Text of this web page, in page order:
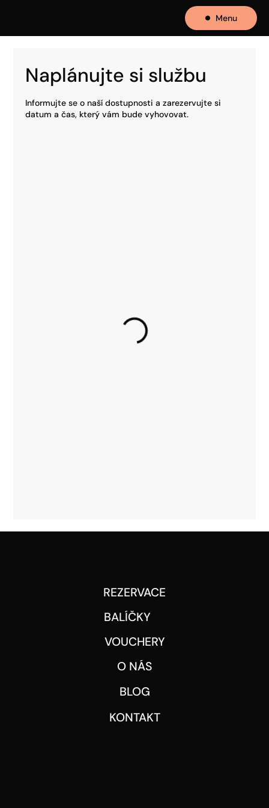
Menu
Naplánujte si službu
Informujte se o naší dostupnosti a zarezervujte si
datum a čas, který vám bude vyhovovat.
REZERVACE
BALÍČKY
VOUCHERY
O NÁS
BLOG
KONTAKT